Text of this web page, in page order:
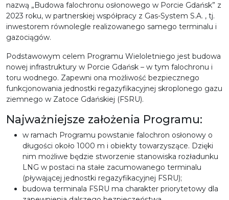
nazwą „Budowa falochronu osłonowego w Porcie Gdańsk” z
2023 roku, w partnerskiej współpracy z Gas-System S.A. , tj.
inwestorem równolegle realizowanego samego terminalu i
gazociągów.
Podstawowym celem Programu Wieloletniego jest budowa
nowej infrastruktury w Porcie Gdańsk – w tym falochronu i
toru wodnego. Zapewni ona możliwość bezpiecznego
funkcjonowania jednostki regazyfikacyjnej skroplonego gazu
ziemnego w Zatoce Gdańskiej (FSRU).
Najważniejsze założenia Programu:
w ramach Programu powstanie falochron osłonowy o
długości około 1000 m i obiekty towarzyszące. Dzięki
nim możliwe będzie stworzenie stanowiska rozładunku
LNG w postaci na stałe zacumowanego terminalu
(pływającej jednostki regazyfikacyjnej FSRU);
budowa terminala FSRU ma charakter priorytetowy dla